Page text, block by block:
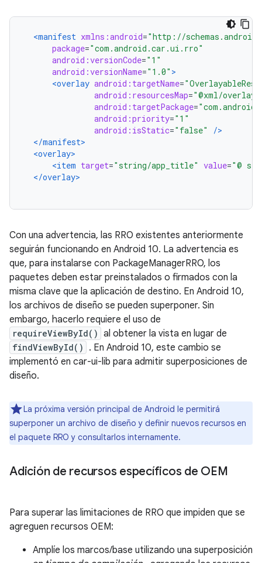
<manifest xmlns:android="http://
package="com.android.car.ui.rro"
android:versionCode="1"
android:versionName="1.0" >
<overlay android:targetName=
android:resourcesMap="@xml/
android:targetPackage=
android:priority="1"
android:isStatic="false"
/>
</manifest>
<overlay>
<item target="string/app_title" value="@
</overlay>
Con una advertencia, las RRO existentes anteriormente
seguirán funcionando en Android 10. La advertencia es
que, para instalarse con PackageManagerRRO, los
paquetes deben estar preinstalados o firmados con la
misma clave que la aplicación de destino. En Android 10,
los archivos de diseño se pueden superponer. Sin
embargo, hacerlo requiere el uso de
requireViewById() al obtener la vista en lugar de
findViewById()
. En Android 10, este cambio se
implementó en car-ui-lib para admitir superposiciones de
diseño.
La próxima versión principal de Android le permitirá
superponer un archivo de diseño y definir nuevos recursos en
el paquete RRO y consultarlos internamente.
Adición de recursos específicos de OEM
Para superar las limitaciones de RRO que impiden que se
agreguen recursos OEM:
Amplíe los marcos/base utilizando una superposición